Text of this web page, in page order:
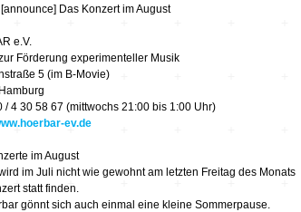
– in dieser
Praestat
[announce] Das Konzert im August
e.V.
Förderung experimenteller Musik
5 (im B-Movie)
/ 4 30 58 67 (mittwochs 21:00 bis 1:00 Uhr)
ev.de
im August
im Juli nicht wie gewohnt am letzten Freitag des Monats
statt finden.
gönnt sich auch einmal eine kleine Sommerpause.